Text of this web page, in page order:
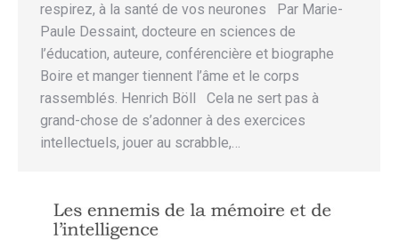
respirez, à la santé de vos neurones Par Marie-
Paule Dessaint, docteure en sciences de
l’éducation, auteure, conférencière et biographe
Boire et manger tiennent l’âme et le corps
rassemblés. Henrich Böll Cela ne sert pas à
grand-chose de s’adonner à des exercices
intellectuels, jouer au scrabble,…